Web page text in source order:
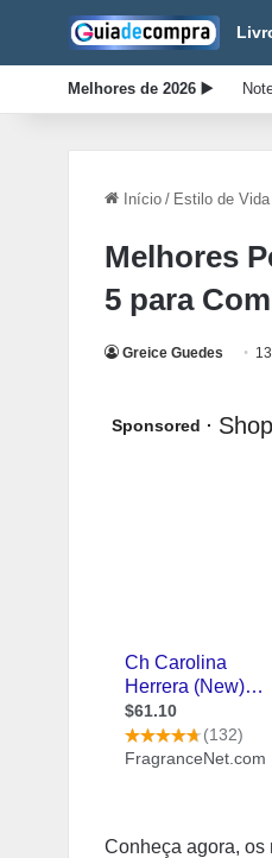
Melhores de 2026 ▶️
Início / Estilo de Vida
Melhores
5 para
Greice Guedes
Conheça agora, os